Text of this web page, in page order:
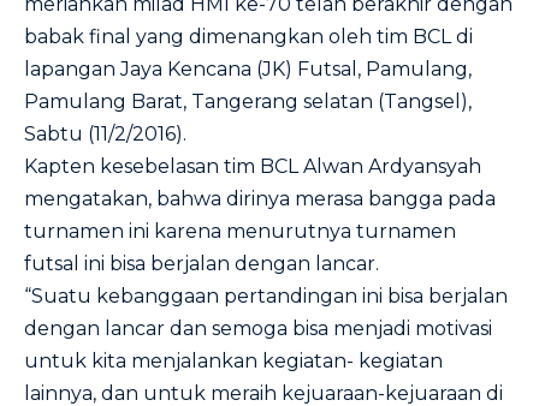
babak final yang dimenangkan oleh tim BCL di
lapangan Jaya Kencana (JK) Futsal, Pamulang,
Pamulang Barat, Tangerang selatan (Tangsel),
Sabtu (11/2/2016).
Kapten kesebelasan tim BCL Alwan Ardyansyah
mengatakan, bahwa dirinya merasa bangga pada
turnamen ini karena menurutnya turnamen
futsal ini bisa berjalan dengan lancar.
“Suatu kebanggaan pertandingan ini bisa berjalan
dengan lancar dan semoga bisa menjadi motivasi
untuk kita menjalankan kegiatan- kegiatan
lainnya, dan untuk meraih kejuaraan-kejuaraan di